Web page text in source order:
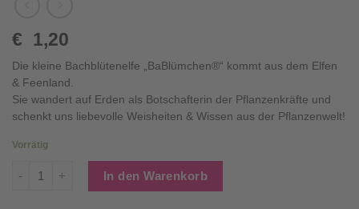
€ 1,20
Die kleine Bachblütenelfe „BaBlümchen®“ kommt aus dem Elfen
& Feenland.
Sie wandert auf Erden als Botschafterin der Pflanzenkräfte und
schenkt uns liebevolle Weisheiten & Wissen aus der Pflanzenwelt!
Vorrätig
BaBlümchen® Postkarte - "Alles Liebe zu Weihnachten" -
In den Warenkorb